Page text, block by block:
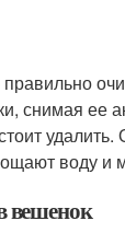
снимая ее
воду и
вешенок